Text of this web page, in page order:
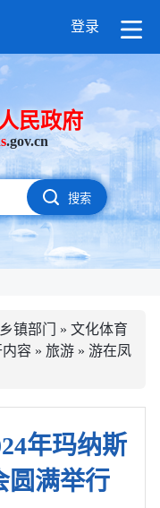
登录
民政府
.gov.cn
搜索
乡镇部门 » 文化体育
内容 » 旅游 » 游在凤
年玛纳斯
圆满举行